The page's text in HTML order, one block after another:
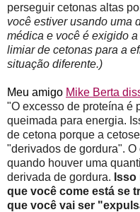
perseguir cetonas altas
você estiver usando uma
médica e você é exigido
limiar de cetonas para a
situação diferente.)
Meu amigo Mike Berta
"O excesso de proteína é
queimada para energia.
de cetona porque a
"derivados de gordura".
quando houver uma
derivada de gordura.
que você come está se
que você vai ser